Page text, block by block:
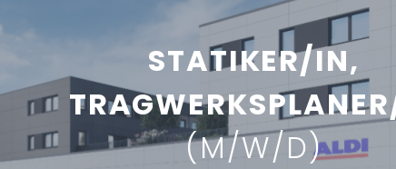
STATIKER/IN,
(M/W/D)